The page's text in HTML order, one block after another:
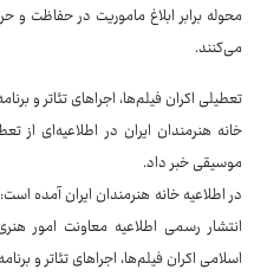
محوله برابر ابلاغ ماموریت در حفاظت و
می‌کنند.
تعطیلی اکران فیلم‌ها، اجراهای تئاتر و
خانه هنرمندان ایران در اطلاعیه‌ای از
موسیقی خبر داد.
انتشار رسمی اطلاعیه معاونت امور
اسلامی اکران فیلم‌ها، اجراهای تئاتر و